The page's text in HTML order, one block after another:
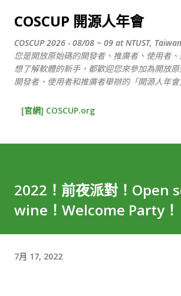
跳到主要內容
COSCUP 開源人年會
COSCUP 2026 - 08/08 ~ 09 at NTUST,
您是開放原始碼的開發者、推廣者、使用者
想了解軟體的新手，都歡迎您來參加為開放
開發者、使用者和推廣者舉辦的「開源人年會
[官網] COSCUP.org
2022！前夜派對！Open
wine！Welcome Party！
7月 17, 2022